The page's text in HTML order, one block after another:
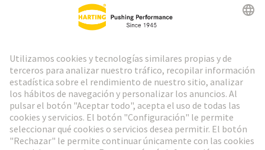
Ir al registro